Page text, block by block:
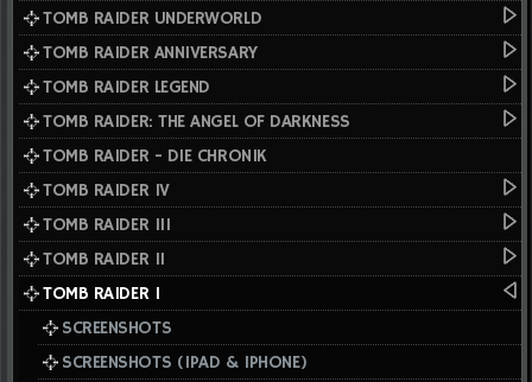
TOMB RAIDER UNDERWORLD
TOMB RAIDER ANNIVERSARY
TOMB RAIDER LEGEND
TOMB RAIDER: THE ANGEL OF DARKNESS
TOMB RAIDER - DIE CHRONIK
TOMB RAIDER IV
TOMB RAIDER III
TOMB RAIDER II
TOMB RAIDER I
SCREENSHOTS
SCREENSHOTS (IPAD & IPHONE)